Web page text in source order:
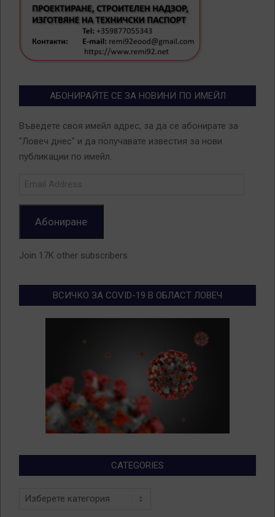
АБОНИРАЙТЕ СЕ ЗА НОВИНИ ПО ИМЕЙЛ
Въведете своя имейл адрес, за да се абонирате за
"Ловеч днес" и да получавате известия за нови
публикации по имейл.
Абониране
Join 17K other subscribers
ВСИЧКО ЗА COVID-19 В ОБЛАСТ ЛОВЕЧ
CATEGORIES
Categories